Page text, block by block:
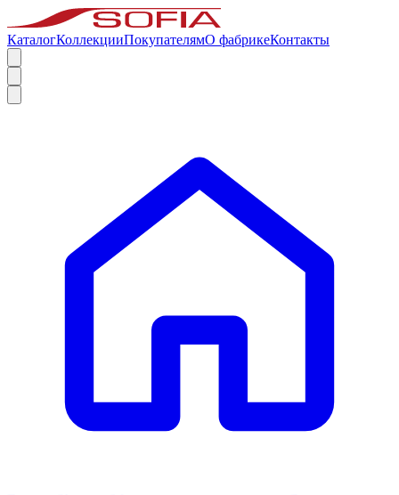
КаталогКоллекцииПокупателямО фабрикеКонтакты